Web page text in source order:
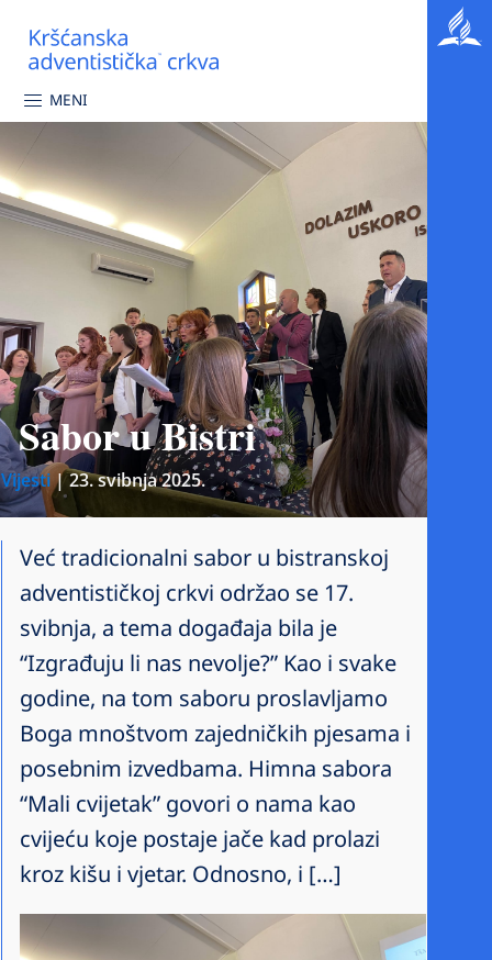
MENI
Sabor u Bistri
Vijesti|23. svibnja 2025.
Već tradicionalni sabor u bistranskoj
adventističkoj crkvi održao se 17.
svibnja, a tema događaja bila je
“Izgrađuju li nas nevolje?” Kao i svake
godine, na tom saboru proslavljamo
Boga mnoštvom zajedničkih pjesama i
posebnim izvedbama. Himna sabora
“Mali cvijetak” govori o nama kao
cvijeću koje postaje jače kad prolazi
kroz kišu i vjetar. Odnosno, i […]